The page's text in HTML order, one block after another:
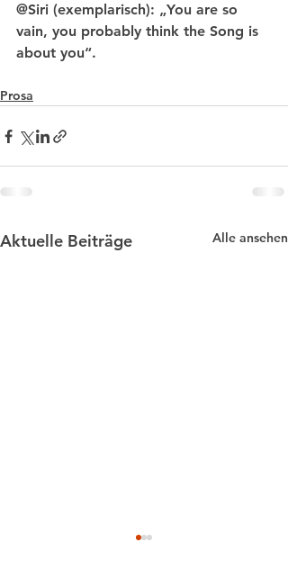
@Siri (exemplarisch): „You are so
vain, you probably think the Song is
about you“.
Prosa
Aktuelle Beiträge Alle ansehen